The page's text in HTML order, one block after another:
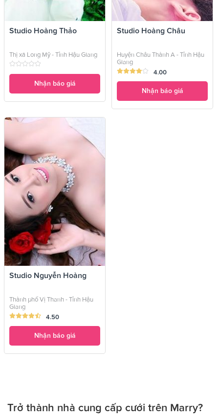
Studio Hoàng Thảo
Thị xã Long Mỹ - Tỉnh Hậu Giang
Nhận báo giá
Studio Hoàng Châu
Huyện Châu Thành A - Tỉnh Hậu
Giang
4.00
Nhận báo giá
Studio Nguyễn Hoàng
Thành phố Vị Thanh - Tỉnh Hậu
Giang
4.50
Nhận báo giá
Trở thành nhà cung cấp cưới trên Marry?